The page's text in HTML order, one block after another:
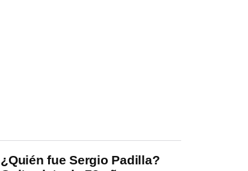
¿Quién fue Sergio Padilla?